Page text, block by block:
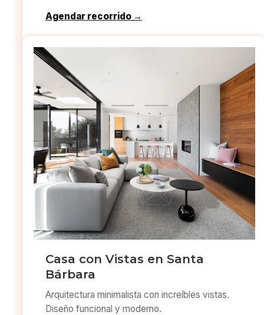
Agendar recorrido →
Casa con Vistas en Santa
Bárbara
Arquitectura minimalista con increíbles vistas.
Diseño funcional y moderno.